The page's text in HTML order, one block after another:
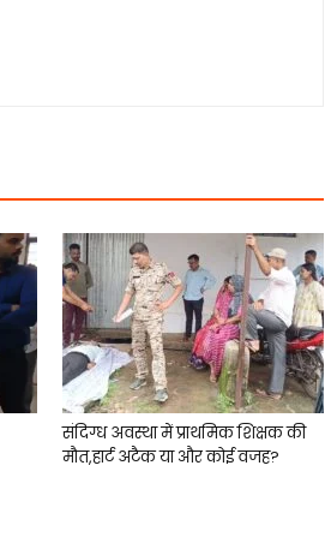
संदिग्ध अवस्था में प्राथमिक शिक्षक की
मौत,हार्ट अटैक या और कोई वजह?